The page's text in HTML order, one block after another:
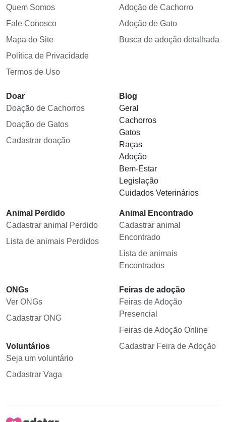
Quem Somos
Fale Conosco
Mapa do Site
Política de Privacidade
Termos de Uso
Adoção de Cachorro
Adoção de Gato
Busca de adoção detalhada
Doar
Doação de Cachorros
Doação de Gatos
Cadastrar doação
Blog
Geral
Cachorros
Gatos
Raças
Adoção
Bem-Estar
Legislação
Cuidados Veterinários
Animal Perdido
Cadastrar animal Perdido
Lista de animais Perdidos
Animal Encontrado
Cadastrar animal
Encontrado
Lista de animais
Encontrados
ONGs
Ver ONGs
Cadastrar ONG
Voluntários
Seja um voluntário
Cadastrar Vaga
Feiras de adoção
Feiras de Adoção
Presencial
Feiras de Adoção Online
Cadastrar Feira de Adoção